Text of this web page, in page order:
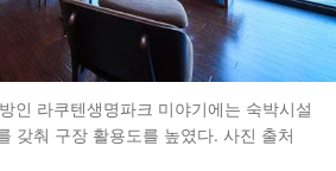
인 라쿠텐생명파크 미야기에는 숙박시설
갖춰 구장 활용도를 높였다. 사진 출처